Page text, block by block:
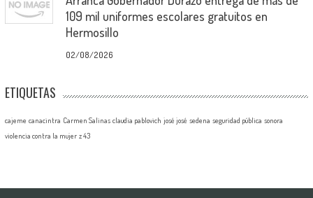
109 mil uniformes escolares gratuitos en
Hermosillo
02/08/2026
ETIQUETAS
cajeme canacintra Carmen Salinas claudia pablovich josé josé sedena seguridad pública sonora
violencia contra la mujer z 43